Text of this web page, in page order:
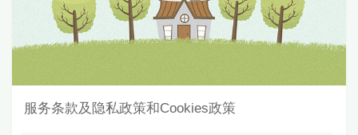
服务条款及隐私政策和Cookies政策